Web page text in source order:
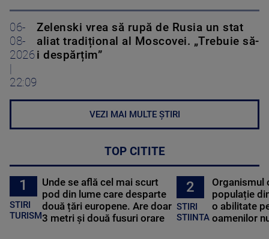
06-
08-
2026
22:09
Zelenski vrea să rupă de Rusia un stat
aliat tradițional al Moscovei. „Trebuie să-
i despărțim”
VEZI MAI MULTE ȘTIRI
TOP CITITE
1
STIRI
TURISM
Unde se află cel mai scurt
pod din lume care desparte
două țări europene. Are doar
3 metri și două fusuri orare
2
STIRI
STIINTA
Organismul
populație
o abilitate
oamenilor